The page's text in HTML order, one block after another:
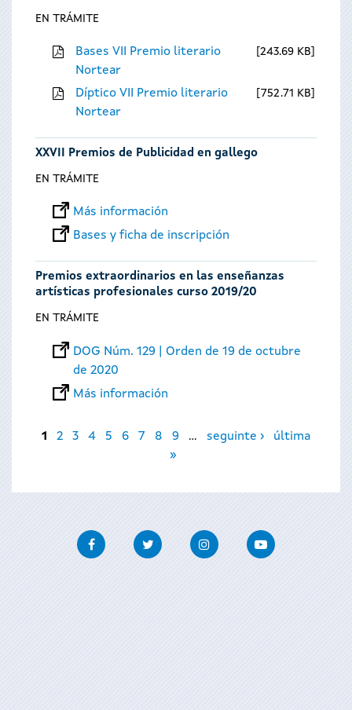
EN TRÁMITE
Bases VII Premio literario
Nortear
243.69 KB
Díptico VII Premio literario
Nortear
752.71 KB
XXVII Premios de Publicidad en gallego
EN TRÁMITE
Más información
Bases y ficha de inscripción
Premios extraordinarios en las enseñanzas
artísticas profesionales curso 2019/20
EN TRÁMITE
DOG Núm. 129 | Orden de 19 de octubre
de 2020
Más información
Páginas
1 2 3 4 5 6 7 8 9 … seguinte ›
última
»
FacebookTwitter InstagramYoutube